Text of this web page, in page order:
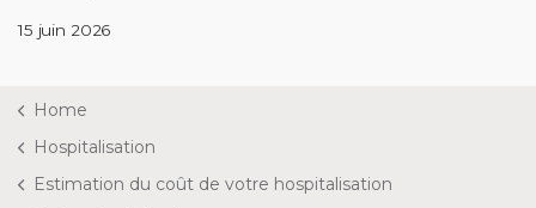
15 juin 2026
Home
Hospitalisation
Estimation du coût de votre hospitalisation